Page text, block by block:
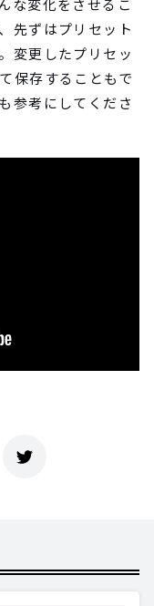
な変化をさせるこ
先ずはプリセット
変更したプリセッ
保存することもで
参考にしてくださ